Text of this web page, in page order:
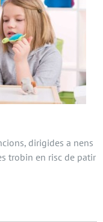
dirigides a nens
trobin en risc de patir